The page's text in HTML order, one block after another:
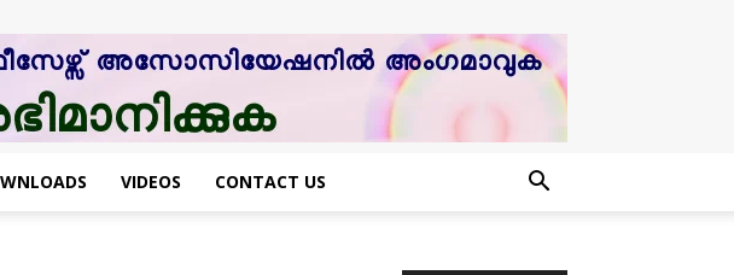
VIDEOS CONTACT US